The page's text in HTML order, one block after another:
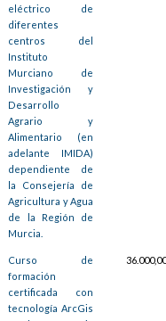
eléctrico de
diferentes
centros del
Instituto
Murciano de
Investigación y
Desarrollo
Agrario y
Alimentario (en
adelante IMIDA)
dependiente de
la Consejería de
Agricultura y Agua
de la Región de
Murcia.
Curso de
formación
certificada con
tecnología ArcGis